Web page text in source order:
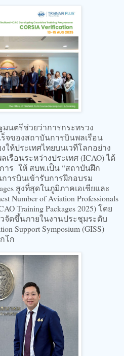
นตรีช่วยว่าการกระทรวง
จของสถาบันการบินพลเรือน
ให้ประเทศไทยบนเวทีโลกอย่าง
รือนระหว่างประเทศ (ICAO) ได้
าร ให้ สบพ.เป็น “สถาบันฝึก
ารบินเข้ารับการฝึกอบรม
สูงที่สุดในภูมิภาคเอเชียและ
Number of Aviation Professionals
Training Packages 2025) โดย
จัดขึ้นภายในงานประชุมระดับ
Support Symposium (GISS)
โก